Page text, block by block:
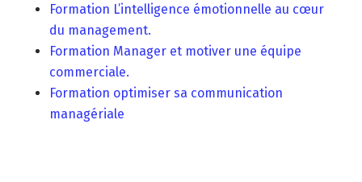
Formation L’intelligence émotionnelle au cœur
du management.
Formation Manager et motiver une équipe
commerciale.
Formation optimiser sa communication
managériale